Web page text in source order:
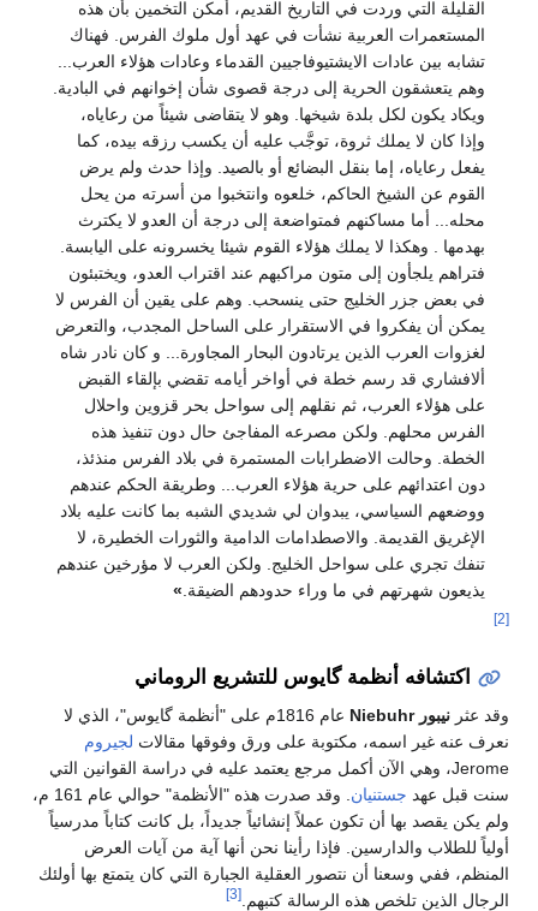
القليلة التي وردت في التاريخ القديم، أمكن التخمين بأن هذه
المستعمرات العربية نشأت في عهد أول ملوك الفرس. فهناك
تشابه بين عادات الايشتيوفاجيين القدماء وعادات هؤلاء العرب...
وهم يتعشقون الحرية إلى درجة قصوى شأن إخوانهم في البادية.
ويكاد يكون لكل بلدة شيخها. وهو لا يتقاضى شيئاً من رعاياه،
وإذا كان لا يملك ثروة، توجَّب عليه أن يكسب رزقه بيده، كما
يفعل رعاياه، إما بنقل البضائع أو بالصيد. وإذا حدث ولم يرض
القوم عن الشيخ الحاكم، خلعوه وانتخبوا من أسرته من يحل
محله... أما مساكنهم فمتواضعة إلى درجة أن العدو لا يكترث
بهدمها . وهكذا لا يملك هؤلاء القوم شيئا يخسرونه على اليابسة.
فتراهم يلجأون إلى متون مراكبهم عند اقتراب العدو، ويختبئون
في بعض جزر الخليج حتى ينسحب. وهم على يقين أن الفرس لا
يمكن أن يفكروا في الاستقرار على الساحل المجدب، والتعرض
لغزوات العرب الذين يرتادون البحار المجاورة... و كان نادر شاه
ألافشاري قد رسم خطة في أواخر أيامه تقضي بإلقاء القبض
على هؤلاء العرب، ثم نقلهم إلى سواحل بحر قزوين واحلال
الفرس محلهم. ولكن مصرعه المفاجئ حال دون تنفيذ هذه
الخطة. وحالت الاضطرابات المستمرة في بلاد الفرس منذئذ،
دون اعتدائهم على حرية هؤلاء العرب... وطريقة الحكم عندهم
ووضعهم السياسي، يبدوان لي شديدي الشبه بما كانت عليه بلاد
الإغريق القديمة. والاصطدامات الدامية والثورات الخطيرة، لا
تنفك تجري على سواحل الخليج. ولكن العرب لا مؤرخين عندهم
يذيعون شهرتهم في ما وراء حدودهم الضيقة. »
[2]
اكتشافه أنظمة گايوس للتشريع الروماني
وقد عثر نيبور Niebuhr
عام 1816م على "أنظمة گايوس"، الذي لا
نعرف عنه غير اسمه، مكتوبة على ورق وفوقها مقالات لجيروم
Jerome، وهي الآن أكمل مرجع يعتمد عليه في دراسة القوانين التي
سنت قبل عهد جستنيان
. وقد صدرت هذه "الأنظمة" حوالي عام 161 م،
ولم يكن يقصد بها أن تكون عملاً إنشائياً جديداً، بل كانت كتاباً مدرسياً
أولياً للطلاب والدارسين. فإذا رأينا نحن أنها آية من آيات العرض
المنظم، ففي وسعنا أن نتصور العقلية الجبارة التي كان يتمتع بها أولئك
الرجال الذين تلخص هذه الرسالة كتبهم. [3]